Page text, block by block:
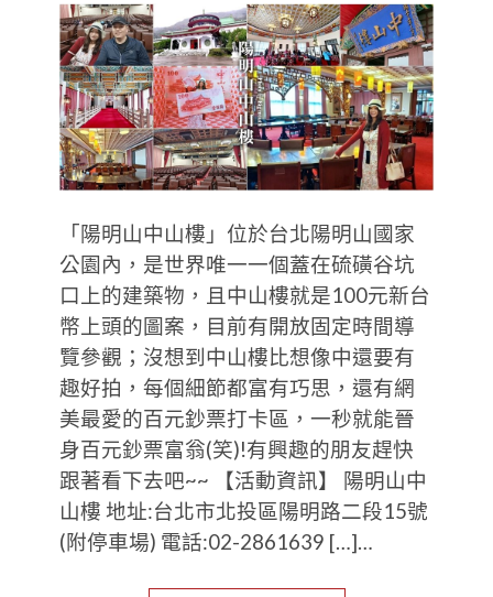
「陽明山中山樓」位於台北陽明山國家
公園內，是世界唯一一個蓋在硫磺谷坑
口上的建築物，且中山樓就是100元新台
幣上頭的圖案，目前有開放固定時間導
覽參觀；沒想到中山樓比想像中還要有
趣好拍，每個細節都富有巧思，還有網
美最愛的百元鈔票打卡區，一秒就能晉
身百元鈔票富翁(笑)!有興趣的朋友趕快
跟著看下去吧~~ 【活動資訊】 陽明山中
山樓 地址:台北市北投區陽明路二段15號
(附停車場) 電話:02-2861639 […]…